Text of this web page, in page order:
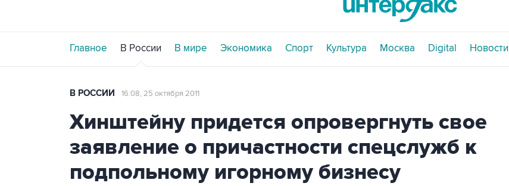
Главное В России В мире Экономика Спорт Культура Москва Digital Новости
В РОССИИ 16:08, 25 октября 2011
Хинштейну придется опровергнуть свое
заявление о причастности спецслужб к
подпольному игорному бизнесу